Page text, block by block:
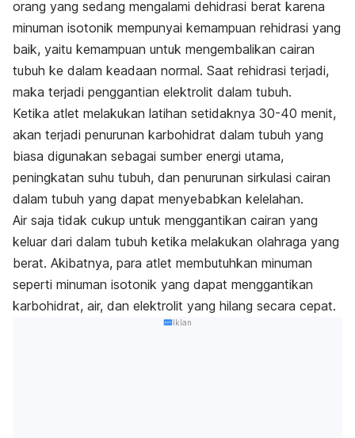
orang yang sedang mengalami dehidrasi berat karena
minuman isotonik mempunyai kemampuan rehidrasi yang
baik, yaitu kemampuan untuk mengembalikan cairan
tubuh ke dalam keadaan normal. Saat rehidrasi terjadi,
maka terjadi penggantian elektrolit dalam tubuh.
Ketika atlet melakukan latihan setidaknya 30-40 menit,
akan terjadi penurunan karbohidrat dalam tubuh yang
biasa digunakan sebagai sumber energi utama,
peningkatan suhu tubuh, dan penurunan sirkulasi cairan
dalam tubuh yang dapat menyebabkan kelelahan.
Air saja tidak cukup untuk menggantikan cairan yang
keluar dari dalam tubuh ketika melakukan olahraga yang
berat. Akibatnya, para atlet membutuhkan minuman
seperti minuman isotonik yang dapat menggantikan
karbohidrat, air, dan elektrolit yang hilang secara cepat.
Iklan